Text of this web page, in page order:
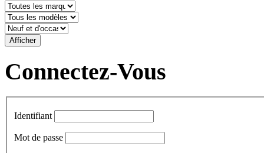
Connectez-Vous
Identifiant
Mot de passe